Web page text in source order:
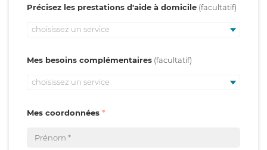
Précisez les prestations d'aide à domicile
choisissez un service
Mes besoins complémentaires
choisissez un service
Mes coordonnées